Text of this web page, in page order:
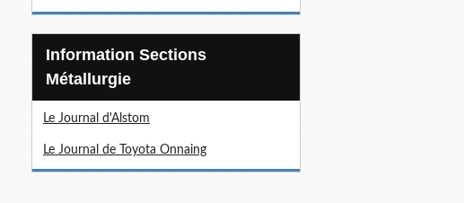
Information Sections
Métallurgie
Le Journal d'Alstom
Le Journal de Toyota Onnaing